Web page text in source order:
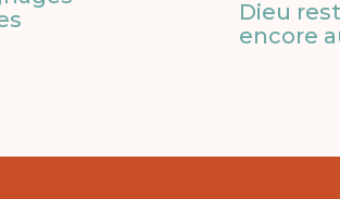
Dieu
encore